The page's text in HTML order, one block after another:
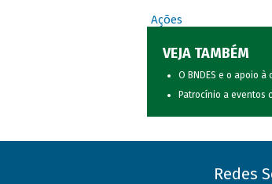
Ações
VEJA TAMBÉM
O BNDES e o apoio à
Patrocínio a eventos
Redes